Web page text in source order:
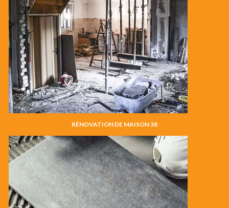
RÉNOVATION DE MAISON 38